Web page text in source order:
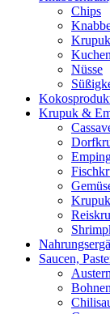
Chips
Krupuk
Nüsse
Krupuk &
Saucen,